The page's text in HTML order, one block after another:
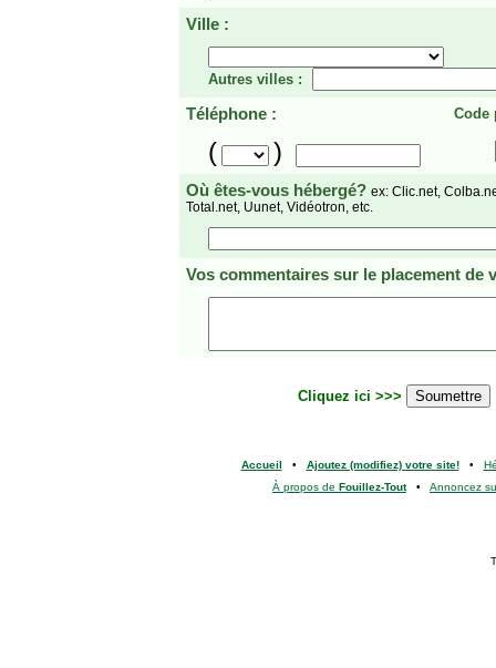
Ville :
Autres villes :
Téléphone : Code
( )
Où êtes-vous hébergé? ex: Clic.net,
Total.net, Uunet, Vidéotron, etc.
Vos commentaires sur le placement de
Cliquez ici >>>
Accueil • Ajoutez (modifiez) votre site!•
À propos de Fouillez-Tout• Annoncez